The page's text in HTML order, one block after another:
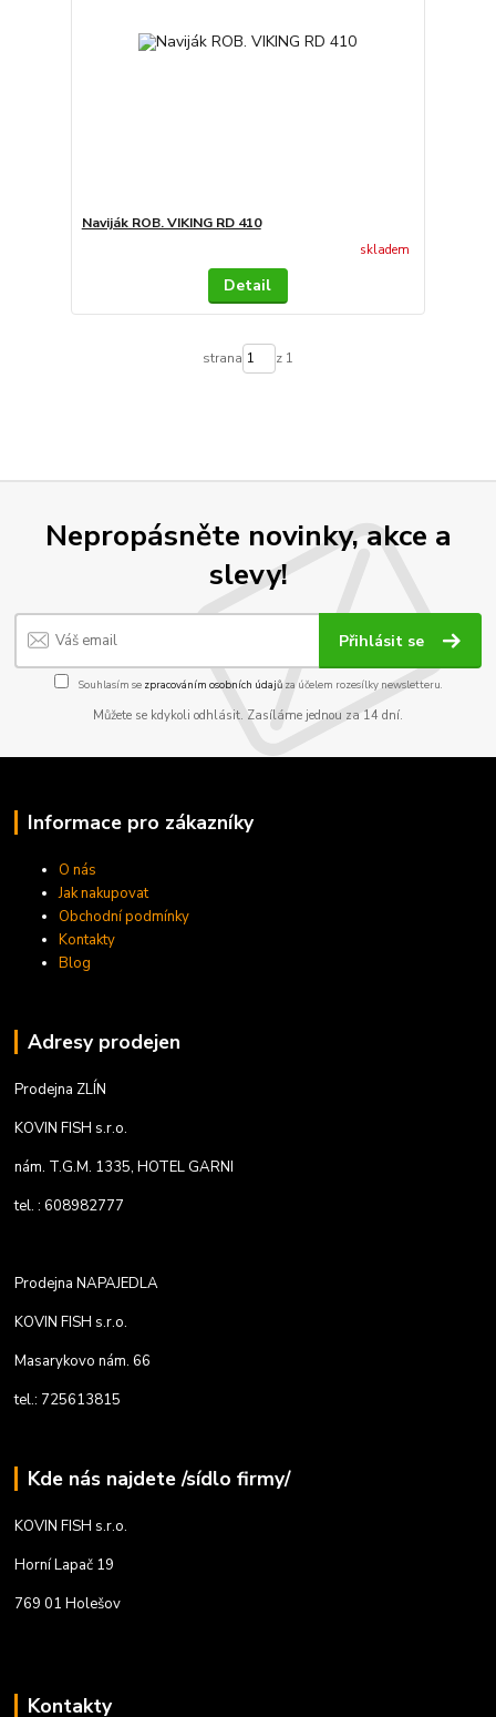
Naviják ROB. VIKING RD 410
skladem
Detail
strana z 1
Nepropásněte novinky, akce a
slevy!
Přihlásit se
Souhlasím se zpracováním osobních údajůza účelem rozesílky newsletteru.
Můžete se kdykoli odhlásit. Zasíláme jednou za 14 dní.
Informace pro zákazníky
O nás
Jak nakupovat
Obchodní podmínky
Kontakty
Blog
Adresy prodejen
Prodejna ZLÍN
KOVIN FISH s.r.o.
nám. T.G.M. 1335, HOTEL GARNI
tel. : 608982777
Prodejna NAPAJEDLA
KOVIN FISH s.r.o.
Masarykovo nám. 66
tel.: 725613815
Kde nás najdete /sídlo firmy/
KOVIN FISH s.r.o.
Horní Lapač 19
769 01 Holešov
Kontakty